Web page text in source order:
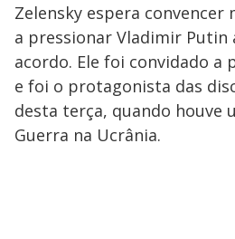
Zelensky espera convencer
a pressionar Vladimir Putin
acordo. Ele foi convidado a
e foi o protagonista das
desta terça, quando houve
Guerra na Ucrânia.